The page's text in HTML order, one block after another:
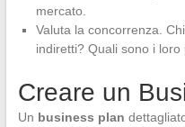
mercato.
Valuta la concorrenza.
indiretti? Quali sono i
Creare un
Un business plan